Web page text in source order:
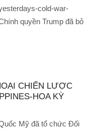
cold-war-
quyền Trump đã bỏ
CHIẾN LƯỢC
HOA KỲ
Mỹ đã tổ chức Đối